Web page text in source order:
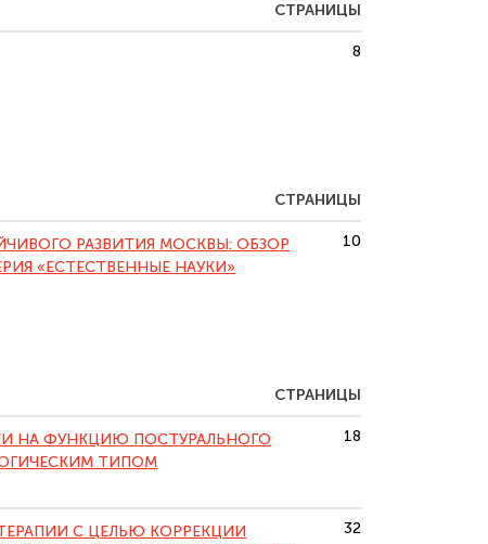
СТРАНИЦЫ
8
СТРАНИЦЫ
РАЗВИТИЯ МОСКВЫ: ОБЗОР
«ЕСТЕСТВЕННЫЕ НАУКИ»
10
СТРАНИЦЫ
НА ФУНКЦИЮ ПОСТУРАЛЬНОГО
ТИПОМ
18
С ЦЕЛЬЮ КОРРЕКЦИИ
32